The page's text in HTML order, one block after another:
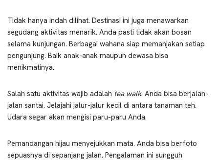
Tidak hanya indah dilihat. Destinasi ini juga menawarkan
segudang aktivitas menarik. Anda pasti tidak akan bosan
selama kunjungan. Berbagai wahana siap memanjakan setiap
pengunjung. Baik anak-anak maupun dewasa bisa
menikmatinya.
Salah satu aktivitas wajib adalah tea walk. Anda bisa berjalan-
jalan santai. Jelajahi jalur-jalur kecil di antara tanaman teh.
Udara segar akan mengisi paru-paru Anda.
Pemandangan hijau menyejukkan mata. Anda bisa berfoto
sepuasnya di sepanjang jalan. Pengalaman ini sungguh